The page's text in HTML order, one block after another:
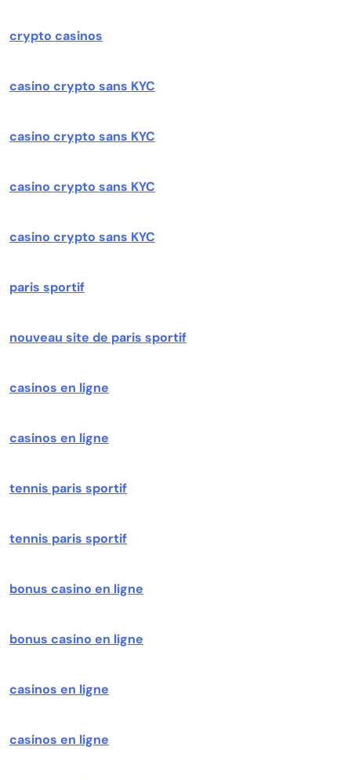
crypto casinos
casino crypto sans KYC
casino crypto sans KYC
casino crypto sans KYC
casino crypto sans KYC
paris sportif
nouveau site de paris sportif
casinos en ligne
casinos en ligne
tennis paris sportif
tennis paris sportif
bonus casino en ligne
bonus casino en ligne
casinos en ligne
casinos en ligne